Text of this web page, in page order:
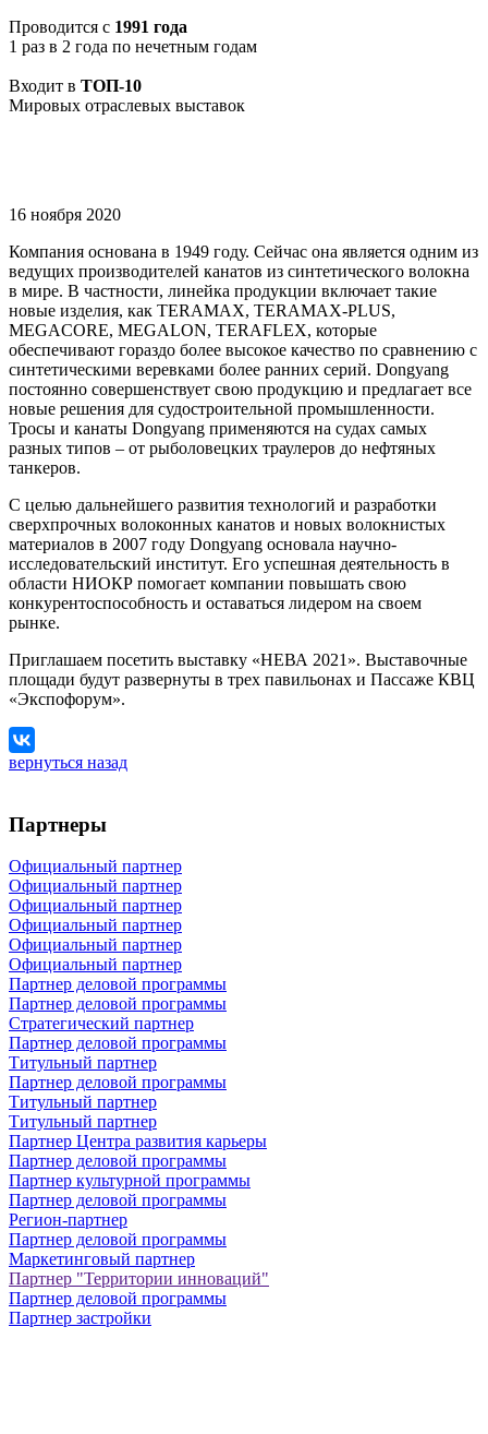
Проводится с 1991 года
1 раз в 2 года по нечетным годам
Входит в ТОП-10
Мировых отраслевых выставок
16 ноября 2020
Компания основана в 1949 году. Сейчас она является одним из
ведущих производителей канатов из синтетического волокна
в мире. В частности, линейка продукции включает такие
новые изделия, как TERAMAX, TERAMAX-PLUS,
MEGACORE, MEGALON, TERAFLEX, которые
обеспечивают гораздо более высокое качество по сравнению с
синтетическими веревками более ранних серий. Dongyang
постоянно совершенствует свою продукцию и предлагает все
новые решения для судостроительной промышленности.
Тросы и канаты Dongyang применяются на судах самых
разных типов – от рыболовецких траулеров до нефтяных
танкеров.
С целью дальнейшего развития технологий и разработки
сверхпрочных волоконных канатов и новых волокнистых
материалов в 2007 году Dongyang основала научно-
исследовательский институт. Его успешная деятельность в
области НИОКР помогает компании повышать свою
конкурентоспособность и оставаться лидером на своем
рынке.
Приглашаем посетить выставку «НЕВА 2021». Выставочные
площади будут развернуты в трех павильонах и Пассаже КВЦ
«Экспофорум».
вернуться назад
Партнеры
Официальный партнер
Официальный партнер
Официальный партнер
Официальный партнер
Официальный партнер
Официальный партнер
Партнер деловой программы
Партнер деловой программы
Стратегический партнер
Партнер деловой программы
Титульный партнер
Партнер деловой программы
Титульный партнер
Титульный партнер
Партнер Центра развития карьеры
Партнер деловой программы
Партнер культурной программы
Партнер деловой программы
Регион-партнер
Партнер деловой программы
Маркетинговый партнер
Партнер "Территории инноваций"
Партнер деловой программы
Партнер застройки